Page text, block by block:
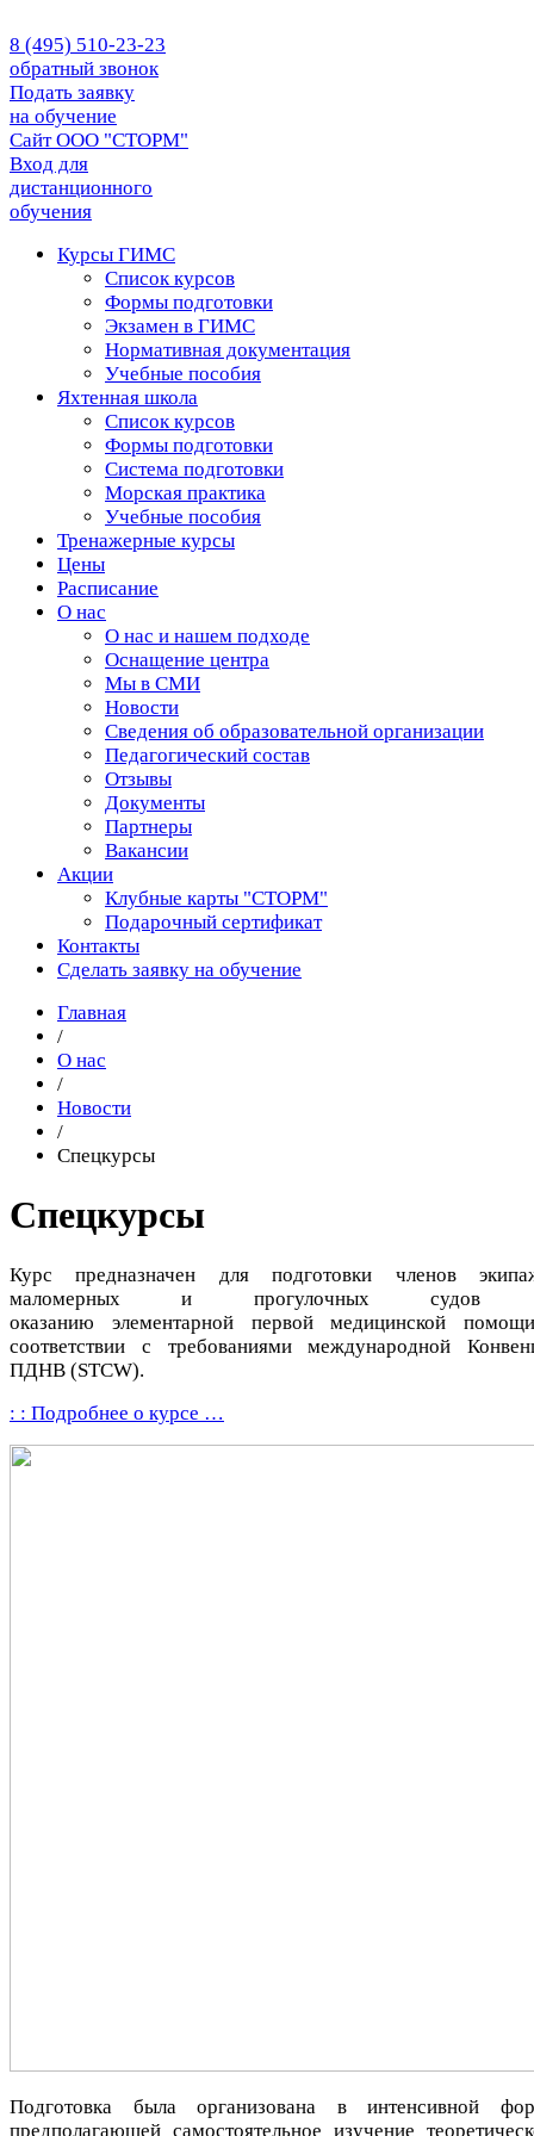
8 (495) 510-23-23
обратный звонок
Подать заявку
на обучение
Сайт ООО "СТОРМ"
Вход для
дистанционного
обучения
Курсы ГИМС
Список курсов
Формы подготовки
Экзамен в ГИМС
Нормативная документация
Учебные пособия
Яхтенная школа
Список курсов
Формы подготовки
Cистема подготовки
Морская практика
Учебные пособия
Тренажерные курсы
Цены
Расписание
О нас
О нас и нашем подходе
Оснащение центра
Мы в СМИ
Новости
Сведения об образовательной организации
Педагогический состав
Отзывы
Документы
Партнеры
Вакансии
Акции
Клубные карты "СТОРМ"
Подарочный сертификат
Контакты
Сделать заявку на обучение
Главная
/
О нас
/
Новости
/
Спецкурсы
Спецкурсы
Курс предназначен для подготовки членов
маломерных и прогулочных судов
оказанию элементарной первой медицинской
соответствии с требованиями международной
ПДНВ (STCW).
: : Подробнее о курсе …
Подготовка была организована в интенсивной
предполагающей самостоятельное изучение